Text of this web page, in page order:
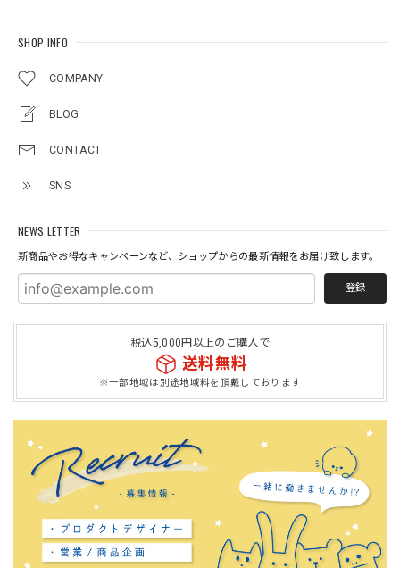
SHOP INFO
COMPANY
BLOG
CONTACT
SNS
NEWS LETTER
新商品やお得なキャンペーンなど、ショップからの最新情報をお届け致します。
登録
税込5,000円以上のご購入で
送料無料
※一部地域は別途地域料を頂戴しております